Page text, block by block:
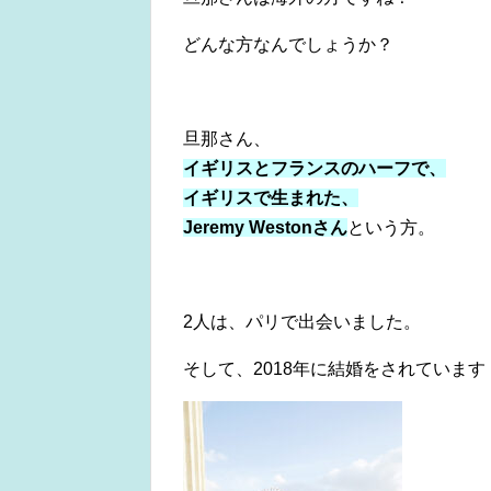
どんな方なんでしょうか？
旦那さん、
イギリスとフランスのハーフで、
イギリスで生まれた、
Jeremy Westonさんという方。
2人は、パリで出会いました。
そして、2018年に結婚をされています